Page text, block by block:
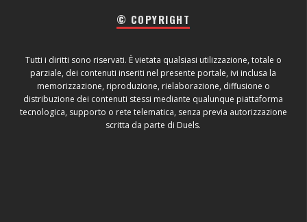
© COPYRIGHT
Tutti i diritti sono riservati. È vietata qualsiasi utilizzazione, totale o
parziale, dei contenuti inseriti nel presente portale, ivi inclusa la
memorizzazione, riproduzione, rielaborazione, diffusione o
distribuzione dei contenuti stessi mediante qualunque piattaforma
tecnologica, supporto o rete telematica, senza previa autorizzazione
scritta da parte di Duels.